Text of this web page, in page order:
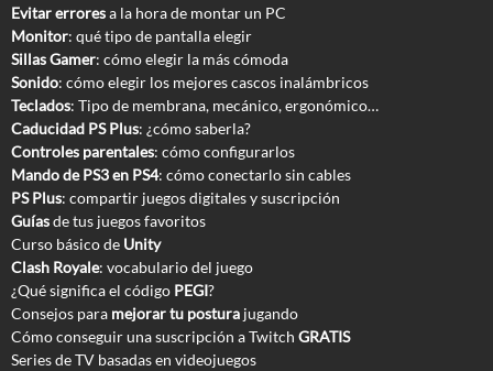
Evitar erroresa la hora de montar un PC
Monitor: qué tipo de pantalla elegir
Sillas Gamer: cómo elegir la más cómoda
Sonido: cómo elegir los mejores cascos inalámbricos
Teclados: Tipo de membrana, mecánico, ergonómico…
Caducidad PS Plus: ¿cómo saberla?
Controles parentales: cómo configurarlos
Mando de PS3 en PS4: cómo conectarlo sin cables
PS Plus: compartir juegos digitales y suscripción
Guíasde tus juegos favoritos
Curso básico de Unity
Clash Royale: vocabulario del juego
¿Qué significa el código PEGI?
Consejos para mejorar tu postura jugando
Cómo conseguir una suscripción a Twitch GRATIS
Series de TV basadas en videojuegos